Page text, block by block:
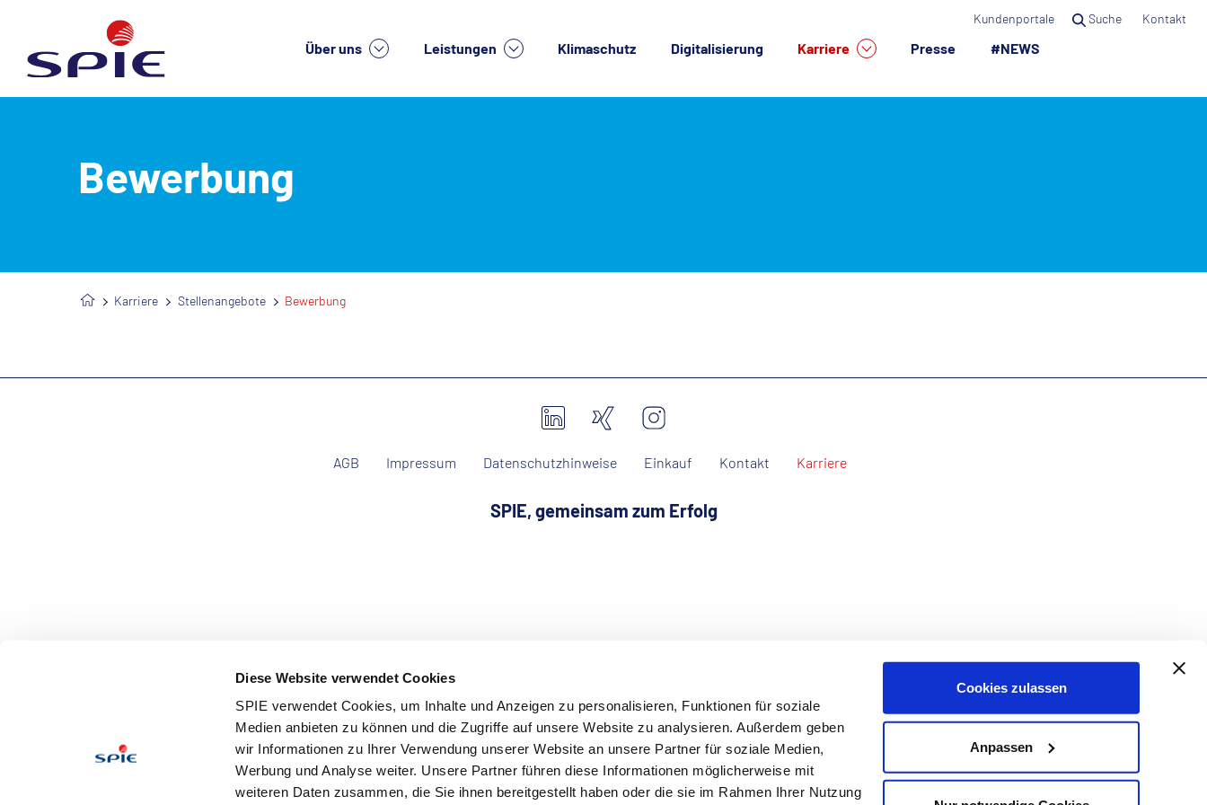
Diese Website verwendet Cookies
SPIE verwendet Cookies, um Inhalte und Anzeigen zu personalisieren, Funktionen für soziale
Medien anbieten zu können und die Zugriffe auf unsere Website zu analysieren. Außerdem geben
wir Informationen zu Ihrer Verwendung unserer Website an unsere Partner für soziale Medien,
Werbung und Analyse weiter. Unsere Partner führen diese Informationen möglicherweise mit
weiteren Daten zusammen, die Sie ihnen bereitgestellt haben oder die sie im Rahmen Ihrer Nutzung
Cookies zulassen
Anpassen
Über uns Leistungen Klimaschutz Digitalisierung Karriere Presse #NEWS
Kundenportale Suche Kontakt
Bewerbung
Karriere Stellenangebote Bewerbung
AGB Impressum Datenschutzhinweise Einkauf Kontakt Karriere
SPIE, gemeinsam zum Erfolg